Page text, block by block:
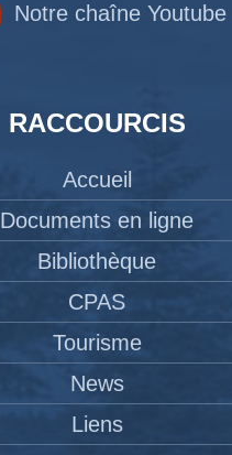
Notre chaîne Youtube
RACCOURCIS
Accueil
Documents en ligne
Bibliothèque
CPAS
Tourisme
News
Liens